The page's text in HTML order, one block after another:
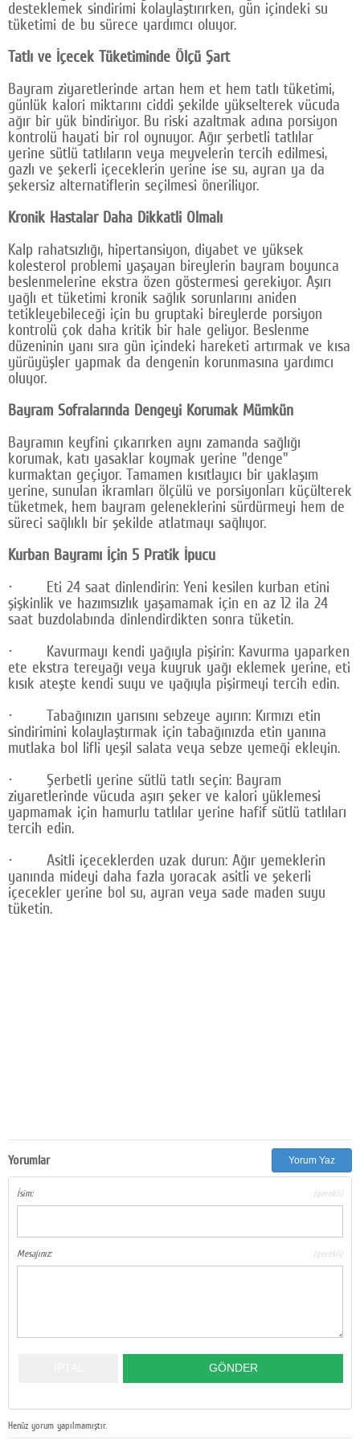
desteklemek sindirimi kolaylaştırırken, gün içindeki su
tüketimi de bu sürece yardımcı oluyor.
Tatlı ve İçecek Tüketiminde Ölçü Şart
Bayram ziyaretlerinde artan hem et hem tatlı tüketimi,
günlük kalori miktarını ciddi şekilde yükselterek vücuda
ağır bir yük bindiriyor. Bu riski azaltmak adına porsiyon
kontrolü hayati bir rol oynuyor. Ağır şerbetli tatlılar
yerine sütlü tatlıların veya meyvelerin tercih edilmesi,
gazlı ve şekerli içeceklerin yerine ise su, ayran ya da
şekersiz alternatiflerin seçilmesi öneriliyor.
Kronik Hastalar Daha Dikkatli Olmalı
Kalp rahatsızlığı, hipertansiyon, diyabet ve yüksek
kolesterol problemi yaşayan bireylerin bayram boyunca
beslenmelerine ekstra özen göstermesi gerekiyor. Aşırı
yağlı et tüketimi kronik sağlık sorunlarını aniden
tetikleyebileceği için bu gruptaki bireylerde porsiyon
kontrolü çok daha kritik bir hale geliyor. Beslenme
düzeninin yanı sıra gün içindeki hareketi artırmak ve kısa
yürüyüşler yapmak da dengenin korunmasına yardımcı
oluyor.
Bayram Sofralarında Dengeyi Korumak Mümkün
Bayramın keyfini çıkarırken aynı zamanda sağlığı
korumak, katı yasaklar koymak yerine "denge"
kurmaktan geçiyor. Tamamen kısıtlayıcı bir yaklaşım
yerine, sunulan ikramları ölçülü ve porsiyonları küçülterek
tüketmek, hem bayram geleneklerini sürdürmeyi hem de
süreci sağlıklı bir şekilde atlatmayı sağlıyor.
Kurban Bayramı İçin 5 Pratik İpucu
· Eti 24 saat dinlendirin: Yeni kesilen kurban etini
şişkinlik ve hazımsızlık yaşamamak için en az 12 ila 24
saat buzdolabında dinlendirdikten sonra tüketin.
· Kavurmayı kendi yağıyla pişirin: Kavurma yaparken
ete ekstra tereyağı veya kuyruk yağı eklemek yerine, eti
kısık ateşte kendi suyu ve yağıyla pişirmeyi tercih edin.
· Tabağınızın yarısını sebzeye ayırın: Kırmızı etin
sindirimini kolaylaştırmak için tabağınızda etin yanına
mutlaka bol lifli yeşil salata veya sebze yemeği ekleyin.
· Şerbetli yerine sütlü tatlı seçin: Bayram
ziyaretlerinde vücuda aşırı şeker ve kalori yüklemesi
yapmamak için hamurlu tatlılar yerine hafif sütlü tatlıları
tercih edin.
· Asitli içeceklerden uzak durun: Ağır yemeklerin
yanında mideyi daha fazla yoracak asitli ve şekerli
içecekler yerine bol su, ayran veya sade maden suyu
tüketin.
Yorumlar Yorum Yaz
İsim: (gerekli)
Mesajınız: (gerekli)
Henüz yorum yapılmamıştır.